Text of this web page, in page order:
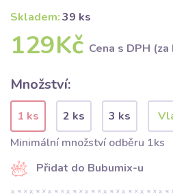
Skladem:39 ks
129Kč Cena s DPH (za
Množství:
1 ks 2 ks
3 ks
Minimální množství odběru 1ks
Přidat do Bubumix-u